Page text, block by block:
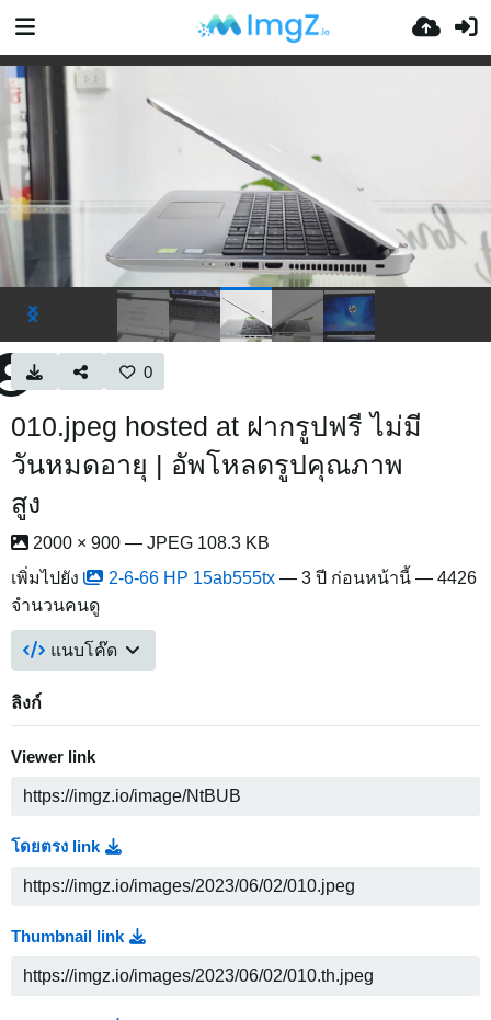
0
010.jpeg hosted at ฝากรูปฟรี ไม่มี
วันหมดอายุ | อัพโหลดรูปคุณภาพ
สูง
2000 × 900 — JPEG 108.3 KB
เพิ่มไปยัง
2-6-66 HP 15ab555tx — 3 ปี ก่อนหน้านี้ — 4426
จำนวนคนดู
แนบโค๊ด
ลิงก์
Viewer link
โดยตรง link
Thumbnail link